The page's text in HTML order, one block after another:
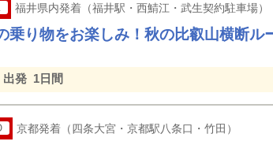
福井県内発着（福井駅・西鯖江・武生契約駐車場）
乗り物をお楽しみ！秋の比叡山横断ル
出発 1日間
京都発着（四条大宮・京都駅八条口・竹田）